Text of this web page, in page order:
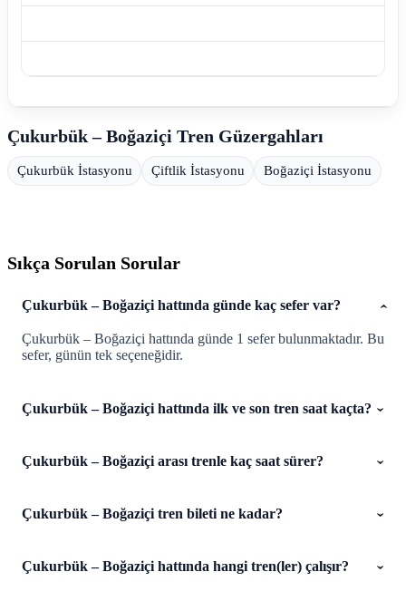
Çukurbük – Boğaziçi Tren Güzergahları
Çukurbük İstasyonu Çiftlik İstasyonu Boğaziçi İstasyonu
Sıkça Sorulan Sorular
Çukurbük – Boğaziçi hattında günde kaç sefer var?
Çukurbük – Boğaziçi hattında günde 1 sefer bulunmaktadır. Bu
sefer, günün tek seçeneğidir.
Çukurbük – Boğaziçi hattında ilk ve son tren saat kaçta?
Çukurbük – Boğaziçi arası trenle kaç saat sürer?
Çukurbük – Boğaziçi tren bileti ne kadar?
Çukurbük – Boğaziçi hattında hangi tren(ler) çalışır?